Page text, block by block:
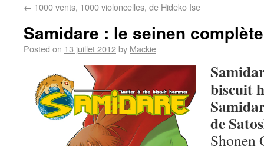
← 1000 vents, 1000 violoncelles, de Hideko Ise
Samidare : le seinen
Posted on 13 juillet 2012by Mackie
biscuit
de
Shonen